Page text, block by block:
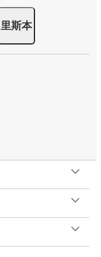
里斯本